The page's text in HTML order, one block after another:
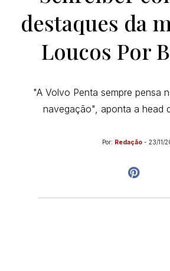
destaques da
Loucos Por
"A Volvo Penta sempre pensa
navegação", aponta a head
Por: Redação - 23/11/